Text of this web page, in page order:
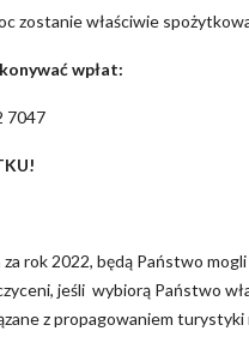
zostanie właściwie
wpłat:
7047
rok 2022, będą Państwo
jeśli wybiorą Państwo
z propagowaniem